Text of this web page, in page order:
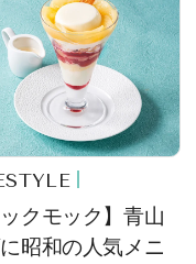
ックモック】青山
昭和の人気メニ